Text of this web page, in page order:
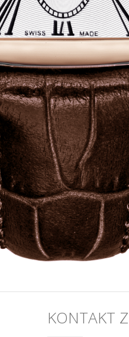
KONTAKT